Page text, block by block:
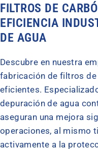
FILTROS DE
EFICIENCIA
DE AGUA
Descubre en nuestra
fabricación de filtros
eficientes.
depuración de agua
aseguran una mejora
operaciones, al mismo
activamente a la